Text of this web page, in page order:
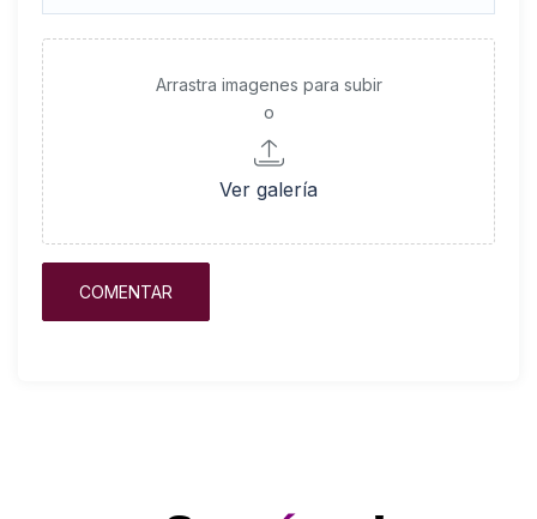
Arrastra imagenes para subir
o
Ver galería